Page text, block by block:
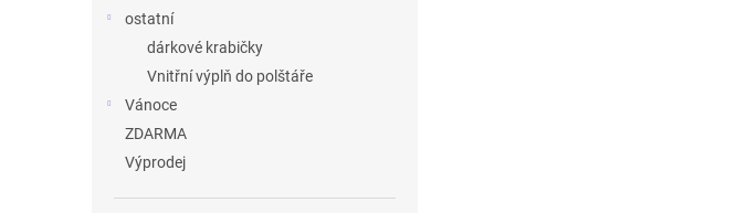
ostatní
dárkové krabičky
Vnitřní výplň do polštáře
Vánoce
ZDARMA
Výprodej